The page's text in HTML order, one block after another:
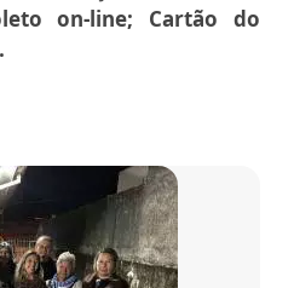
on-line; Cartão do